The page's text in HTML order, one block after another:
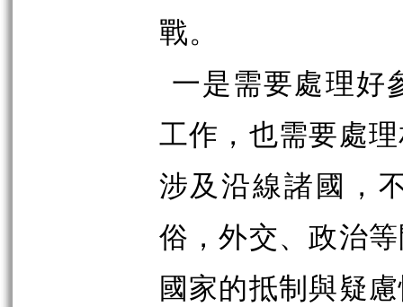
戰。
一是需要處理好
工作，也需要處
涉及沿線諸國，
俗，外交、政治
國家的抵制與疑